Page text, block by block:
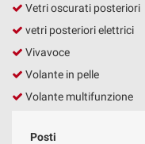
Vetri oscurati posteriori
vetri posteriori elettrici
Vivavoce
Volante in pelle
Volante multifunzione
Posti